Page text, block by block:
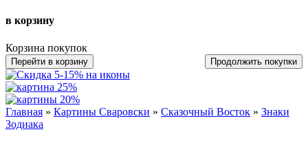
в корзину
Корзина покупок
Перейти в корзину Продолжить покупки
Главная » Картины Сваровски » Сказочный Восток » Знаки
Зодиака